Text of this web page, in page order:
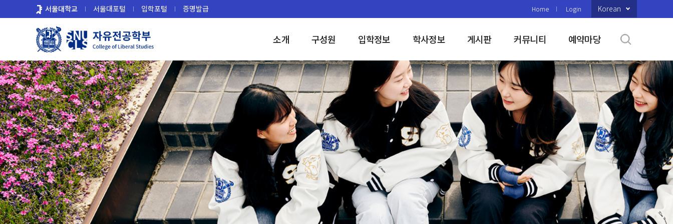
로
뉴
서울대학교 서울대포털 입학포털 증명발급 Home Login Korean
소개 구성원 입학정보 학사정보 게시판 커뮤니티 예약마당